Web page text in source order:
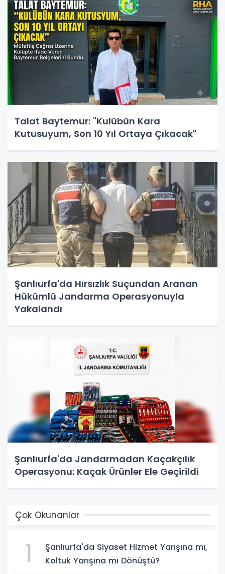
Talat Baytemur: "Kulübün Kara
Kutusuyum, Son 10 Yıl Ortaya Çıkacak"
Şanlıurfa'da Hırsızlık Suçundan Aranan
Hükümlü Jandarma Operasyonuyla
Yakalandı
Şanlıurfa'da Jandarmadan Kaçakçılık
Operasyonu: Kaçak Ürünler Ele Geçirildi
Çok Okunanlar
1
Şanlıurfa'da Siyaset Hizmet Yarışına mı,
Koltuk Yarışına mı Dönüştü?